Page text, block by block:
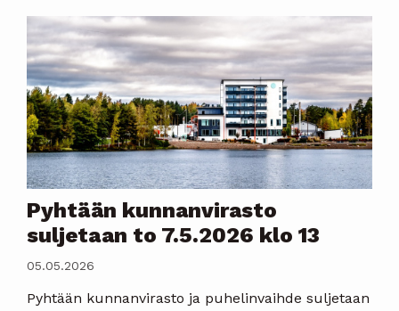
Pyhtään kunnanvirasto
suljetaan to 7.5.2026 klo 13
05.05.2026
Pyhtään kunnanvirasto ja puhelinvaihde suljetaan